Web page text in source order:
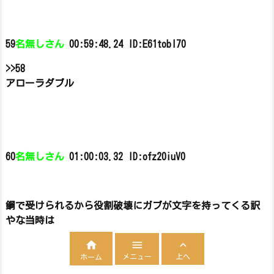
59名無しさん 00:59:48.24 ID:E61tobI70
>>58
アローラダブル
60名無しさん 01:00:03.32 ID:ofz20iuV0
鋼で受けられるから役割破壊にガブが文字を持ってくる訳
やな当時は

ホーム

メニュー

上へ